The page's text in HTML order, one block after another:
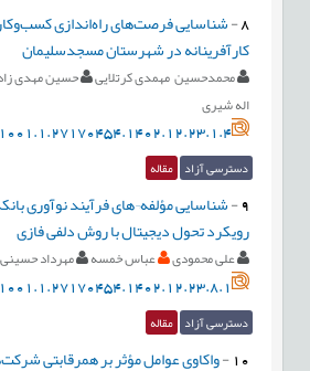
8
-شناسایی فرصت‌های راه‌اندازی
کارآفرینانه در شهرستان مسجدسلیمان
محمدحسین مهمدی کرتلایی حسین مهدی
اله شیری
دسترسی آزاد مقاله
9
-شناسایی مؤلفه¬های فرآیند نوآوری
رویکرد تحول دیجیتال با روش دلفی فازی
علی محمودی عباس خمسه مهرداد
دسترسی آزاد مقاله
10
-واکاوی عوامل مؤثر بر همرقابتی